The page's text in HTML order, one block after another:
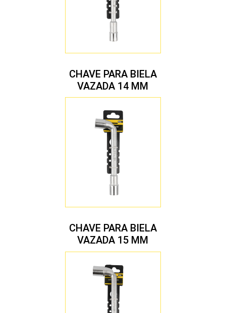
CHAVE PARA BIELA
VAZADA 14 MM
CHAVE PARA BIELA
VAZADA 15 MM